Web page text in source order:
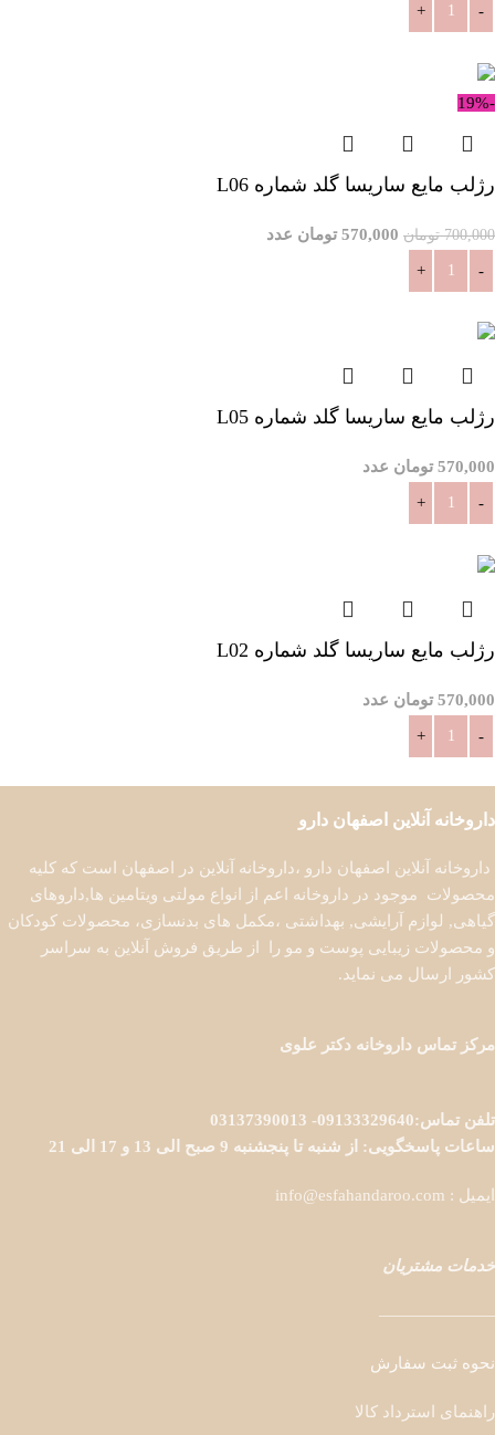
-19%
رژلب مایع ساریسا گلد شماره L06
700,000 تومان 570,000 تومان عدد
رژلب مایع ساریسا گلد شماره L05
570,000 تومان عدد
رژلب مایع ساریسا گلد شماره L02
570,000 تومان عدد
داروخانه آنلاین اصفهان دارو
داروخانه آنلاین اصفهان دارو ،داروخانه آنلاین در اصفهان است که کلیه
محصولات موجود در داروخانه اعم از انواع مولتی ویتامین ها,داروهای
گیاهی, لوازم آرایشی, بهداشتی ،مکمل های بدنسازی، محصولات کودکان
و محصولات زیبایی پوست و مو را از طریق فروش آنلاین به سراسر
کشور ارسال می نماید.
مرکز تماس داروخانه دکتر علوی
تلفن تماس:09133329640- 03137390013
ساعات پاسخگویی: از شنبه تا پنجشنبه 9 صبح الی 13 و 17 الی 21
ایمیل : info@esfahandaroo.com
خدمات مشتریان
———————
نحوه ثبت سفارش
راهنمای استرداد کالا